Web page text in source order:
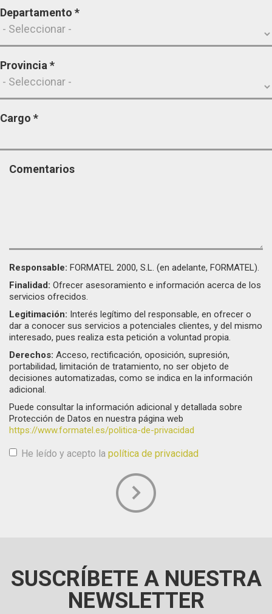
Departamento *
Provincia *
Cargo *
Comentarios
Responsable: FORMATEL 2000, S.L. (en adelante, FORMATEL).
Finalidad: Ofrecer asesoramiento e información acerca de los
servicios ofrecidos.
Legitimación: Interés legítimo del responsable, en ofrecer o
dar a conocer sus servicios a potenciales clientes, y del mismo
interesado, pues realiza esta petición a voluntad propia.
Derechos: Acceso, rectificación, oposición, supresión,
portabilidad, limitación de tratamiento, no ser objeto de
decisiones automatizadas, como se indica en la información
adicional.
Puede consultar la información adicional y detallada sobre
Protección de Datos en nuestra página web
https://www.formatel.es/politica-de-privacidad
He leído y acepto la política de privacidad
Aceptación de condiciones
SUSCRÍBETE A NUESTRA
NEWSLETTER